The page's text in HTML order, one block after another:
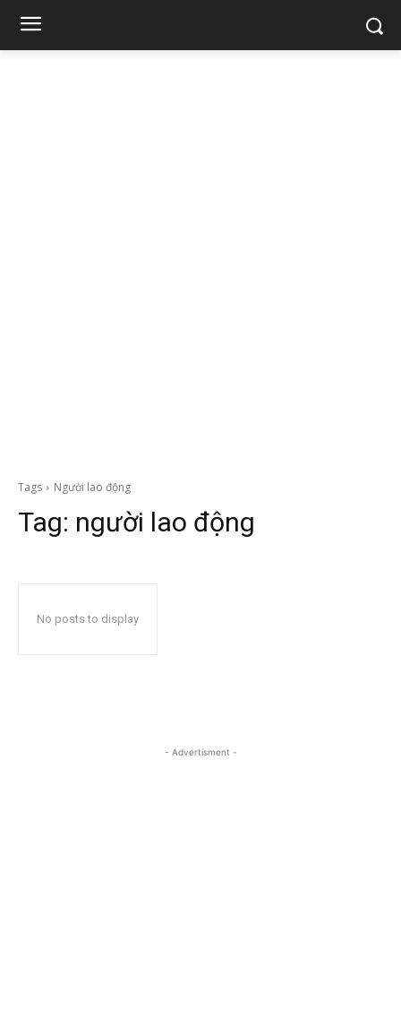
Tags Người lao động
Tag: người lao động
No posts to display
- Advertisment -